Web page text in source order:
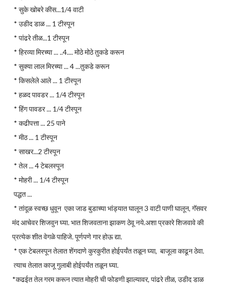
* सुके खोबरे कीस...1/4 वाटी
* उडीद डाळ ... 1 टीस्पून
* पांढरे तीळ...1 टीस्पून
* हिरव्या मिरच्या ... ..4.... मोठे मोठे तुकडे करून
* सुक्या लाल मिरच्या ... 4 ...तुकडे करून
* किसलेले आले ... 1 टीस्पून
* हळद पावडर ... 1/4 टीस्पून
* हिंग पावडर ... 1/4 टीस्पून
* कढीपत्ता ... 25 पाने
* मीठ ... 1 टीस्पून
* साखर...2 टीस्पून
* तेल ... 4 टेबलस्पून
* मोहरी ... 1/4 टीस्पून
पद्धत ...
* तांदूळ स्वच्छ धुवून एका जाड बुडाच्या भांड्यात घालून 3 वाटी पाणी घालून, गॅसवर
मंद आचेवर शिजवुन घ्या. भात शिजवताना झाकण ठेवू नये.अशा प्रकारे शिजवावे की
प्रत्येक शीत वेगळे पाहिजे. पूर्णपणे गार होऊ द्या.
* एक टेबलस्पून तेलात शेंगदाणे कुरकुरीत होईपर्यंत तळून घ्या, बाजूला काढून ठेवा.
त्याच तेलात काजू गुलाबी होईपर्यंत तळून घ्या.
*कढईत तेल गरम करून त्यात मोहरी ची फोडणी झाल्यावर, पांढरे तीळ, उडीद डाळ